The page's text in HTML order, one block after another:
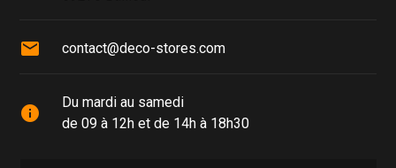
mail contact@deco-stores.com
info
Du mardi au samedi
de 09 à 12h et de 14h à 18h30